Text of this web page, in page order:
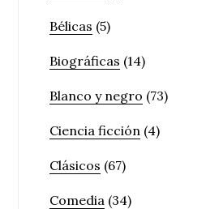
Bélicas (5)
Biográficas (14)
Blanco y negro (73)
Ciencia ficción (4)
Clásicos (67)
Comedia (34)